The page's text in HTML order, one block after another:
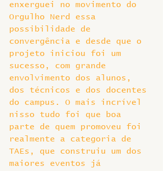
enxerguei no movimento do
Orgulho Nerd essa
possibilidade de
convergência e desde que o
projeto iniciou foi um
sucesso, com grande
envolvimento dos alunos,
dos técnicos e dos docentes
do campus. O mais incrível
nisso tudo foi que boa
parte de quem promoveu foi
realmente a categoria de
TAEs, que construiu um dos
maiores eventos já